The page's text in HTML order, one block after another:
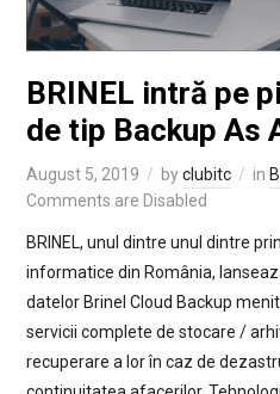
BRINEL intră pe
de tip Backup As
August 5, 2019 byclubitc in
Comments are Disabled
BRINEL, unul dintre unul dintre
informatice din România,
datelor Brinel Cloud Backup
servicii complete de stocare /
recuperare a lor în caz de